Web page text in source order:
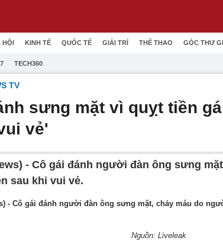
HỘI KINH TẾ QUỐC TẾ GIẢI TRÍ THỂ THAO GÓC THƯ
TECH360
TV
sưng mặt vì quỵt tiền
vẻ'
- Cô gái đánh người đàn ông sưng
sau khi vui vẻ.
- Cô gái đánh người đàn ông sưng mặt, chảy máu do
Nguồn: Liveleak